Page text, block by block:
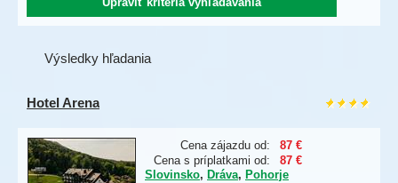
Výsledky hľadania
Hotel Arena
Cena zájazdu od:
87 €
Cena s príplatkami od:
87 €
Slovinsko, Dráva, Pohorje